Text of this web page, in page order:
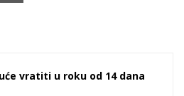
vratiti u roku od 14 dana